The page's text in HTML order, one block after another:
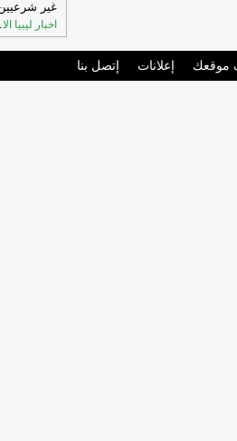
غير
اخبار ليبيا الا
موقعك إعلانات إتصل بنا